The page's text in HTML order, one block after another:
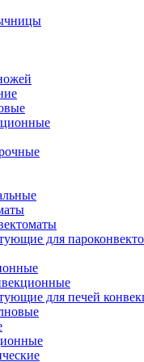
для
для печей